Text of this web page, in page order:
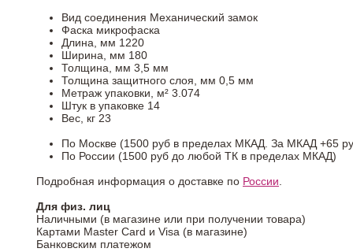
Вид соединения Механический замок
Фаска микрофаска
Длина, мм 1220
Ширина, мм 180
Толщина, мм 3,5 мм
Толщина защитного слоя, мм 0,5 мм
Метраж упаковки, м² 3.074
Штук в упаковке 14
Вес, кг 23
По Москве (1500 руб в пределах МКАД. За МКАД +65
По России (1500 руб до любой ТК в пределах МКАД)
Подробная информация о доставке по России.
Для физ. лиц
Наличными (в магазине или при получении товара)
Картами Master Card и Visa (в магазине)
Банковским платежом